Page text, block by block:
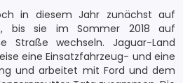
in diesem Jahr zunächst auf
bis sie im Sommer 2018 auf
Straße wechseln. Jaguar-Land
eine Einsatzfahrzeug- und eine
und arbeitet mit Ford und dem